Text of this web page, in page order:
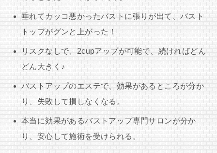
垂れてカッコ悪かったバストに張りが出て、バスト
トップがグンと上がった！
リスクなしで、2cupアップが可能で、続ければどん
どん大きく♪
バストアップのエステで、効果があるところが分か
り、失敗して損しなくなる。
本当に効果があるバストアップ専門サロンが分か
り、安心して施術を受けられる。